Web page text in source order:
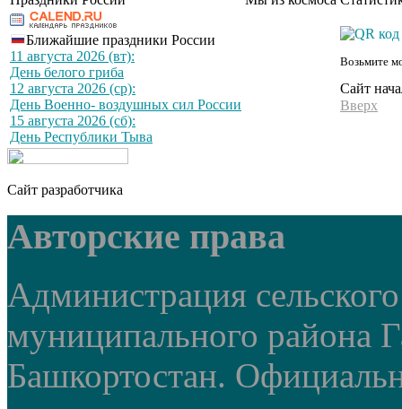
Ближайшие праздники России
11 августа 2026 (вт):
День белого гриба
12 августа 2026 (ср):
День Военно- воздушных сил России
15 августа 2026 (сб):
День Республики Тыва
Возьмите
Сайт
Вверх
Сайт разработчика
Авторские права
Администрация
муниципального района
Башкортостан.